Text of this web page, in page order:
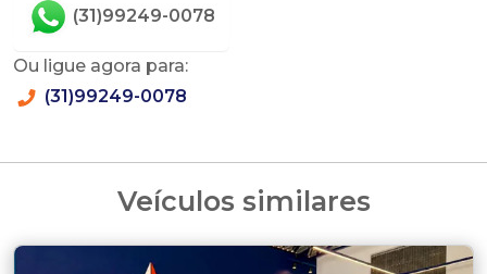
(31)99249-0078
Ou ligue agora para:
(31)99249-0078
Veículos similares